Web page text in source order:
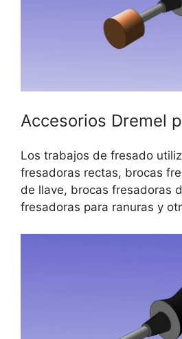
Accesorios Dremel
Los trabajos de fresado
fresadoras rectas, brocas
de llave, brocas fresadoras
fresadoras para ranuras y